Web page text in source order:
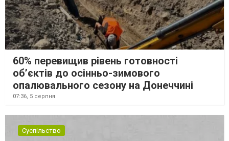
60% перевищив рівень готовності
об’єктів до осінньо-зимового
опалювального сезону на Донеччині
07:36, 5 серпня
Суспільство